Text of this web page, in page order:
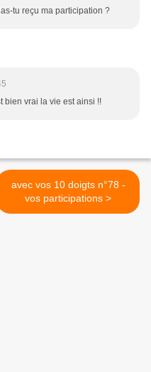
tu reçu ma participation ?
bien vrai la vie est ainsi !!
avec vos 10 doigts n°78 -
vos participations >